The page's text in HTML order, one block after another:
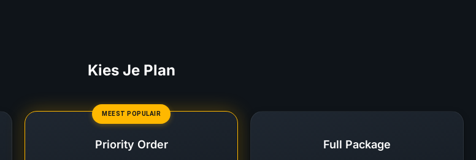
Kies Je Plan
MEEST POPULAIR
Priority Order Full Package